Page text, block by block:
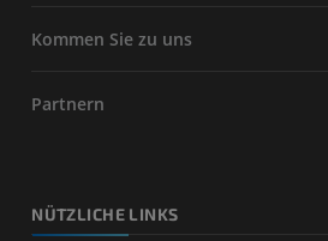
Kommen Sie zu uns
Partnern
NÜTZLICHE LINKS